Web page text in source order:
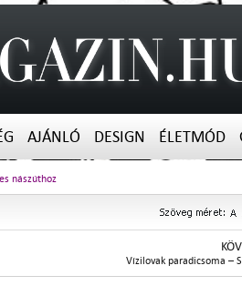
AJÁNLÓ DESIGN ÉLETMÓD
nászúthoz
Vízilovak paradicsoma –